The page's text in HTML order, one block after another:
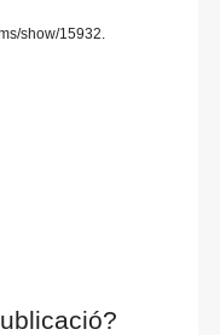
show/15932